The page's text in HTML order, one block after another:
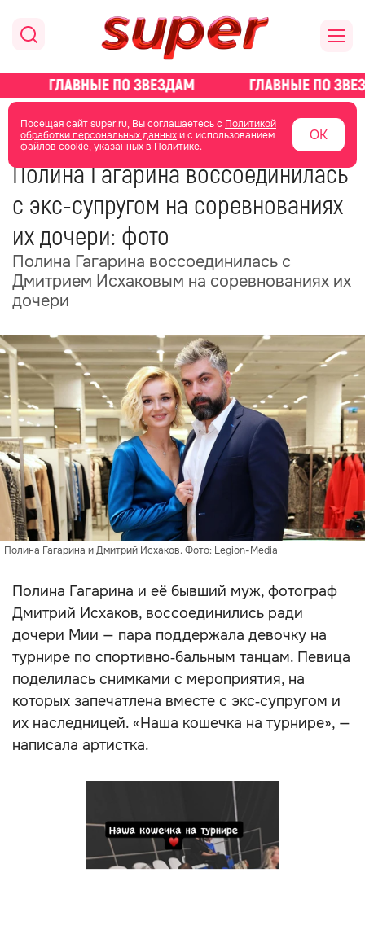
Посещая сайт super.ru, Вы соглашаетесь с Политикой
обработки персональных данныхи с использованием
файлов cookie, указанных в Политике.
ОК
главная новости о звездах новости
05 июня 17:02
Полина Гагарина воссоединилась
с экс-супругом на соревнованиях
их дочери: фото
Полина Гагарина воссоединилась с
Дмитрием Исхаковым на соревнованиях их
дочери
Полина Гагарина и Дмитрий Исхаков. Фото: Legion-Media
Полина Гагарина и её бывший муж, фотограф
Дмитрий Исхаков, воссоединились ради
дочери Мии — пара поддержала девочку на
турнире по спортивно‑бальным танцам. Певица
поделилась снимками с мероприятия, на
которых запечатлена вместе с экс‑супругом и
их наследницей. «Наша кошечка на турнире», —
написала артистка.